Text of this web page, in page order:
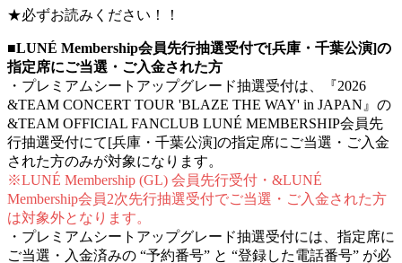
★必ずお読みください！！
■LUNÉ Membership会員先行抽選受付で[兵庫・千葉公演]の
指定席にご当選・ご入金された方
・プレミアムシートアップグレード抽選受付は、『2026
&TEAM CONCERT TOUR 'BLAZE THE WAY' in JAPAN』の
&TEAM OFFICIAL FANCLUB LUNÉ MEMBERSHIP会員先
行抽選受付にて[兵庫・千葉公演]の指定席にご当選・ご入金
された方のみが対象になります。
※LUNÉ Membership (GL) 会員先行受付・&LUNÉ
Membership会員2次先行抽選受付でご当選・ご入金された方
は対象外となります。
・プレミアムシートアップグレード抽選受付には、指定席に
ご当選・入金済みの “予約番号” と “登録した電話番号” が必